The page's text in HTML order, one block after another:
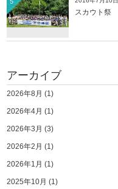
スカウト祭
アーカイブ
2026年8月 (1)
2026年4月 (1)
2026年3月 (3)
2026年2月 (1)
2026年1月 (1)
2025年10月 (1)